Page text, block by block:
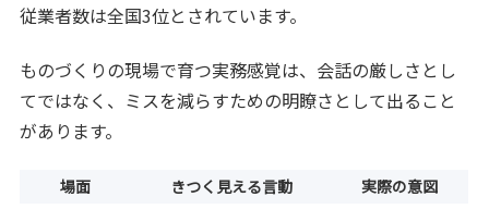
従業者数は全国3位とされています。
ものづくりの現場で育つ実務感覚は、会話の厳しさとし
てではなく、ミスを減らすための明瞭さとして出ること
があります。
場面 きつく見える言動 実際の意図